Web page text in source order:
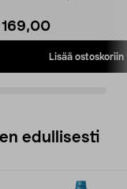
169,00
Lisää ostoskoriin
edullisesti